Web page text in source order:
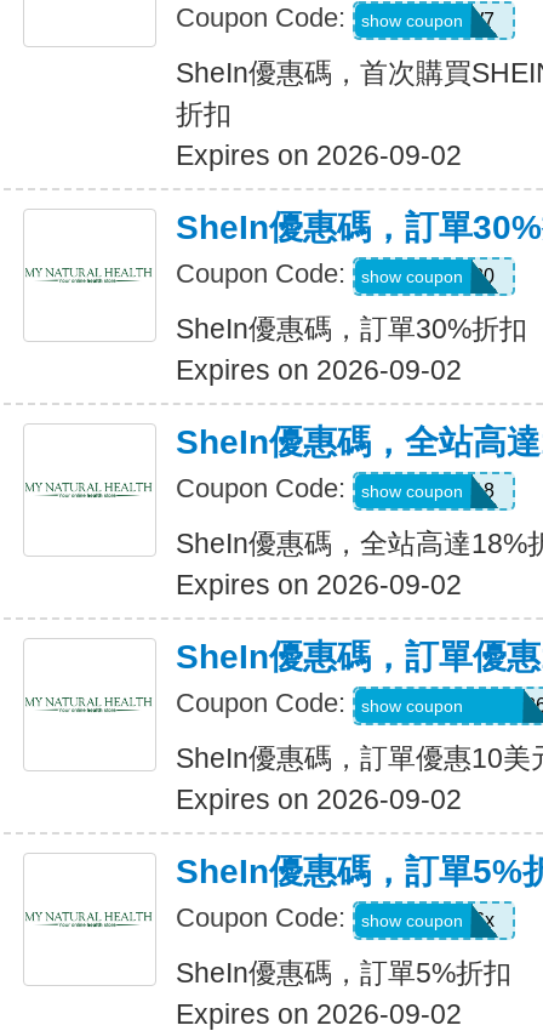
Coupon Code: U3226W7
show coupon
SheIn優惠碼，首次購買
折扣
Expires on 2026-09-02
SheIn優惠碼，訂單
Coupon Code: newonly30
show coupon
SheIn優惠碼，訂單30%折扣
Expires on 2026-09-02
SheIn優惠碼，全站高
Coupon Code: MAY0B18
show coupon
SheIn優惠碼，全站高達18%
Expires on 2026-09-02
SheIn優惠碼，訂單優
Coupon Code: show coupon
SheIn優惠碼，訂單優惠10美
Expires on 2026-09-02
SheIn優惠碼，訂單5%
Coupon Code: stb4t5u06x
show coupon
SheIn優惠碼，訂單5%折扣
Expires on 2026-09-02